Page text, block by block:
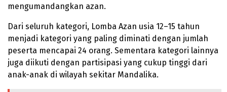
mengumandangkan azan.
Dari seluruh kategori, Lomba Azan usia 12–15 tahun
menjadi kategori yang paling diminati dengan jumlah
peserta mencapai 24 orang. Sementara kategori lainnya
juga diikuti dengan partisipasi yang cukup tinggi dari
anak-anak di wilayah sekitar Mandalika.